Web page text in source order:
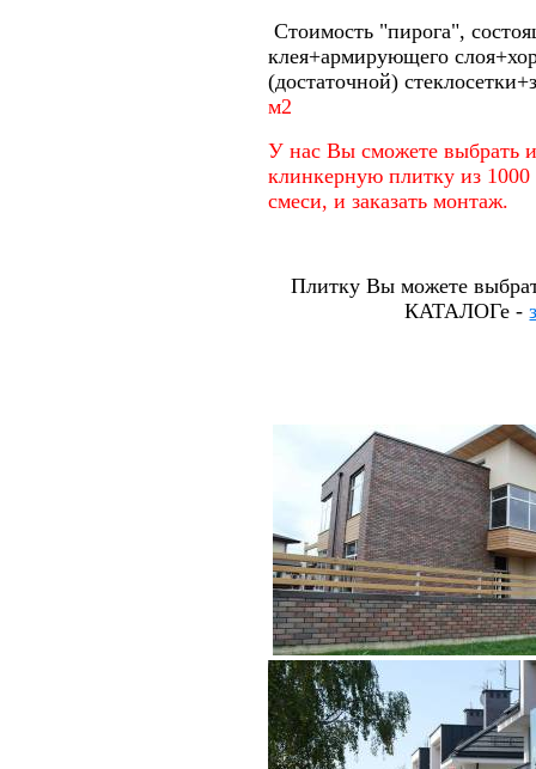
Стоимость "пирога",
клея+армирующего
(достаточной)
м2
У нас Вы сможете выбрать
клинкерную плитку из
смеси, и заказать монтаж.
Плитку Вы можете
КАТАЛОГе -